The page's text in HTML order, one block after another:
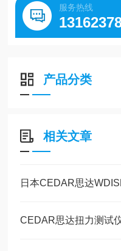
服务热线
产品分类
相关文章
CEDAR思达扭力测试